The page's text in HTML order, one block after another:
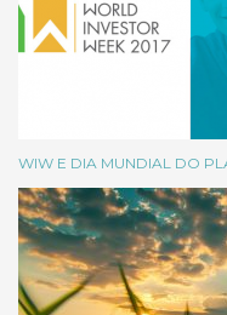
WIW E DIA MUNDIAL DO